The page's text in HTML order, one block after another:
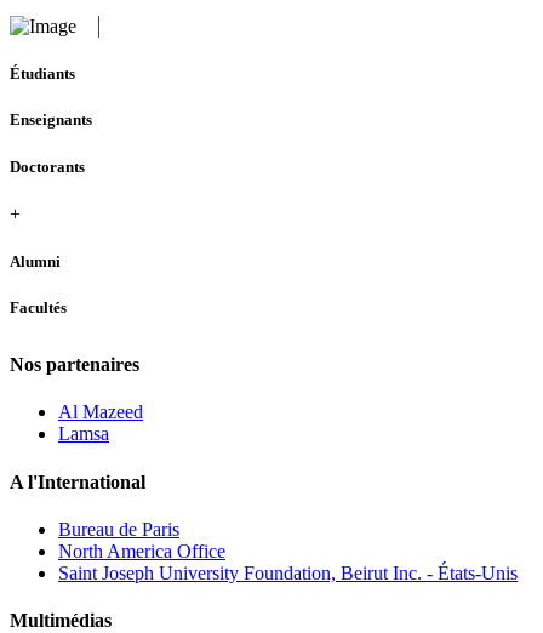
Étudiants
Enseignants
Doctorants
+
Alumni
Facultés
Nos partenaires
Al Mazeed
Lamsa
A l'International
Bureau de Paris
North America Office
Saint Joseph University Foundation, Beirut Inc. - États-Unis
Multimédias